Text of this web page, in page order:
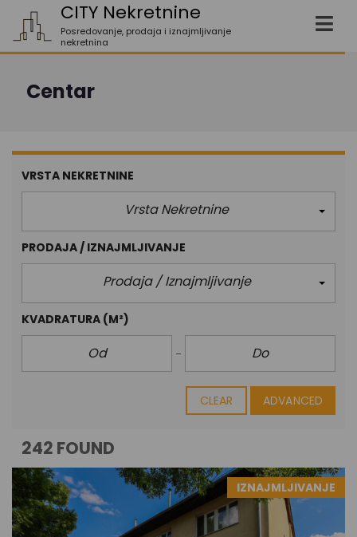
CITY Nekretnine
Posredovanje, prodaja i iznajmljivanje
nekretnina
Centar
VRSTA NEKRETNINE
Vrsta Nekretnine
PRODAJA / IZNAJMLJIVANJE
Prodaja / Iznajmljivanje
KVADRATURA (M²)
CLEAR ADVANCED
242 FOUND
IZNAJMLJIVANJE